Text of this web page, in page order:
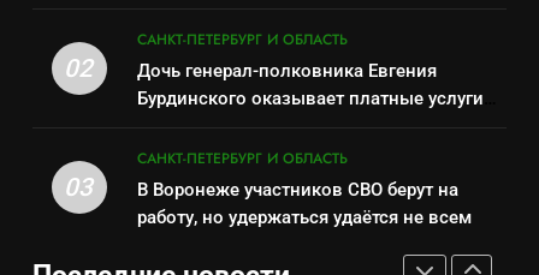
данные о складах с военной
продукцией: предприятия
обратились в СК
САНКТ-ПЕТЕРБУРГ И ОБЛАСТЬ
Евгения Бурдинского
оказывает платные услуги по
вопросам военной службы и
02
САНКТ-ПЕТЕРБУРГ И ОБЛАСТЬ
Дочь генерал-полковника Евгения
Бурдинского оказывает платные услуги
бронирования
03
САНКТ-ПЕТЕРБУРГ И ОБЛАСТЬ
В Воронеже участников СВО берут на
работу, но удержаться удаётся не всем
Зачистка неба: Силовой
передел авиаотрасли
1
Минпромторг потребовал
данные о складах с военной